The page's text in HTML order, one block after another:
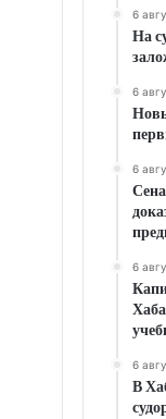
6
На
6
6
6
6
В